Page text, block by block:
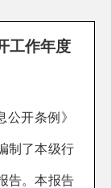
工作年度
开条例》
制了本级行
告。本报告